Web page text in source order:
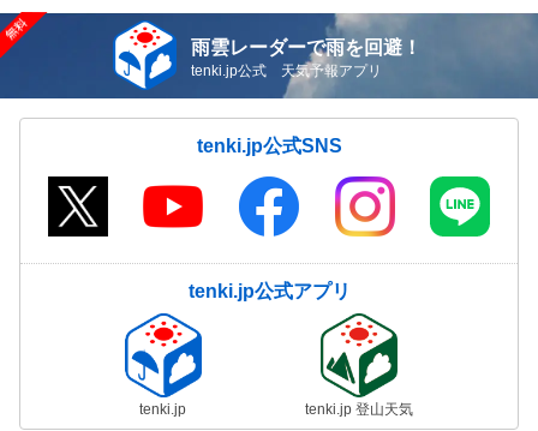
雨雲レーダーで雨を回避！
tenki.jp公式 天気予報アプリ
tenki.jp公式SNS
tenki.jp公式アプリ
tenki.jp tenki.jp 登山天気